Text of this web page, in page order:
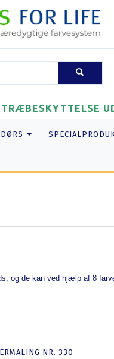
og de kan ved hjælp af 8
NR. 330